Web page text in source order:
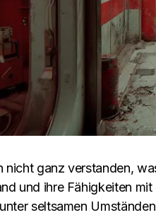
nicht ganz verstanden,
und ihre Fähigkeiten
seltsamen